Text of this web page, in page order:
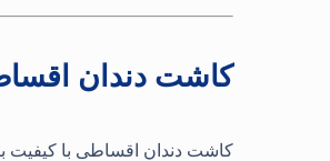
کاشت دندان
کاشت دندان اقساطی با کیفیت